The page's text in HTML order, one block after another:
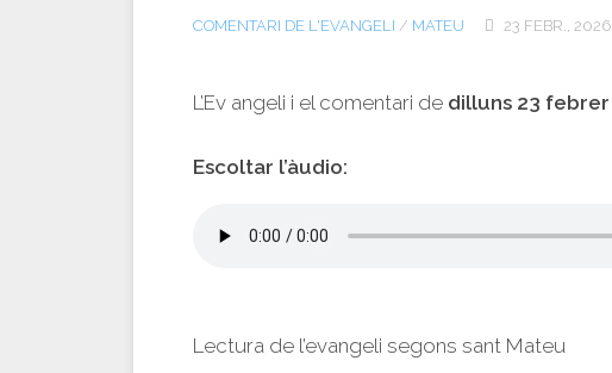
COMENTARI DE L'EVANGELI / MATEU 23 FEBR., 2026
L’Ev angeli i el comentari de dilluns 23 febrer
Escoltar l’àudio:
Lectura de l’evangeli segons sant Mateu